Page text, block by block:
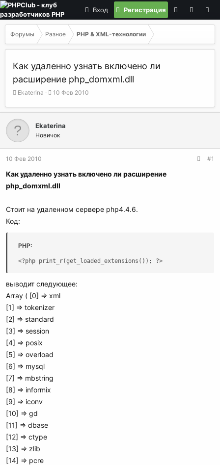
Вход Регистрация
Форумы Разное PHP & XML-технологии
Как удаленно узнать включено ли
расширение php_domxml.dll
А
т
о
р
т
ы
Ekaterina
Д
т
н
а
а
10 Фев 2010
Ekaterina
Новичок
10 Фев 2010 #1
Как удаленно узнать включено ли расширение
php_domxml.dll
Стоит на удаленном сервере php4.4.6.
Код:
PHP:
<?php print_r(get_loaded_extensions()); ?>
выводит следующее:
Array ( [0] => xml
[1] => tokenizer
[2] => standard
[3] => session
[4] => posix
[5] => overload
[6] => mysql
[7] => mbstring
[8] => informix
[9] => iconv
[10] => gd
[11] => dbase
[12] => ctype
[13] => zlib
[14] => pcre